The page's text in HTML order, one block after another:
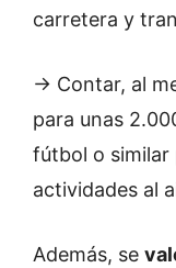
carretera y
→ Contar, al
para unas
fútbol o similar
actividades al
Además, se